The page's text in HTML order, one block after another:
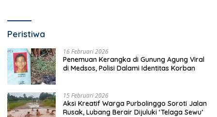
Peristiwa
16 Februari 2026
Penemuan Kerangka di Gunung Agung Viral
di Medsos, Polisi Dalami Identitas Korban
15 Februari 2026
Aksi Kreatif Warga Purbolinggo Soroti Jalan
Rusak, Lubang Berair Dijuluki ‘Telaga Sewu’